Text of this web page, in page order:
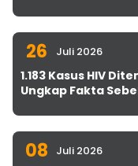
26 Juli 2026
1.183 Kasus HIV
Ungkap Fakta
08 Juli 2026